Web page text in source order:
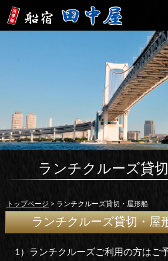
ランチクルーズ貸
トップページ > ランチクルーズ貸切・屋形船
ランチクルーズ貸切・屋
1）ランチクルーズご利用の方はご